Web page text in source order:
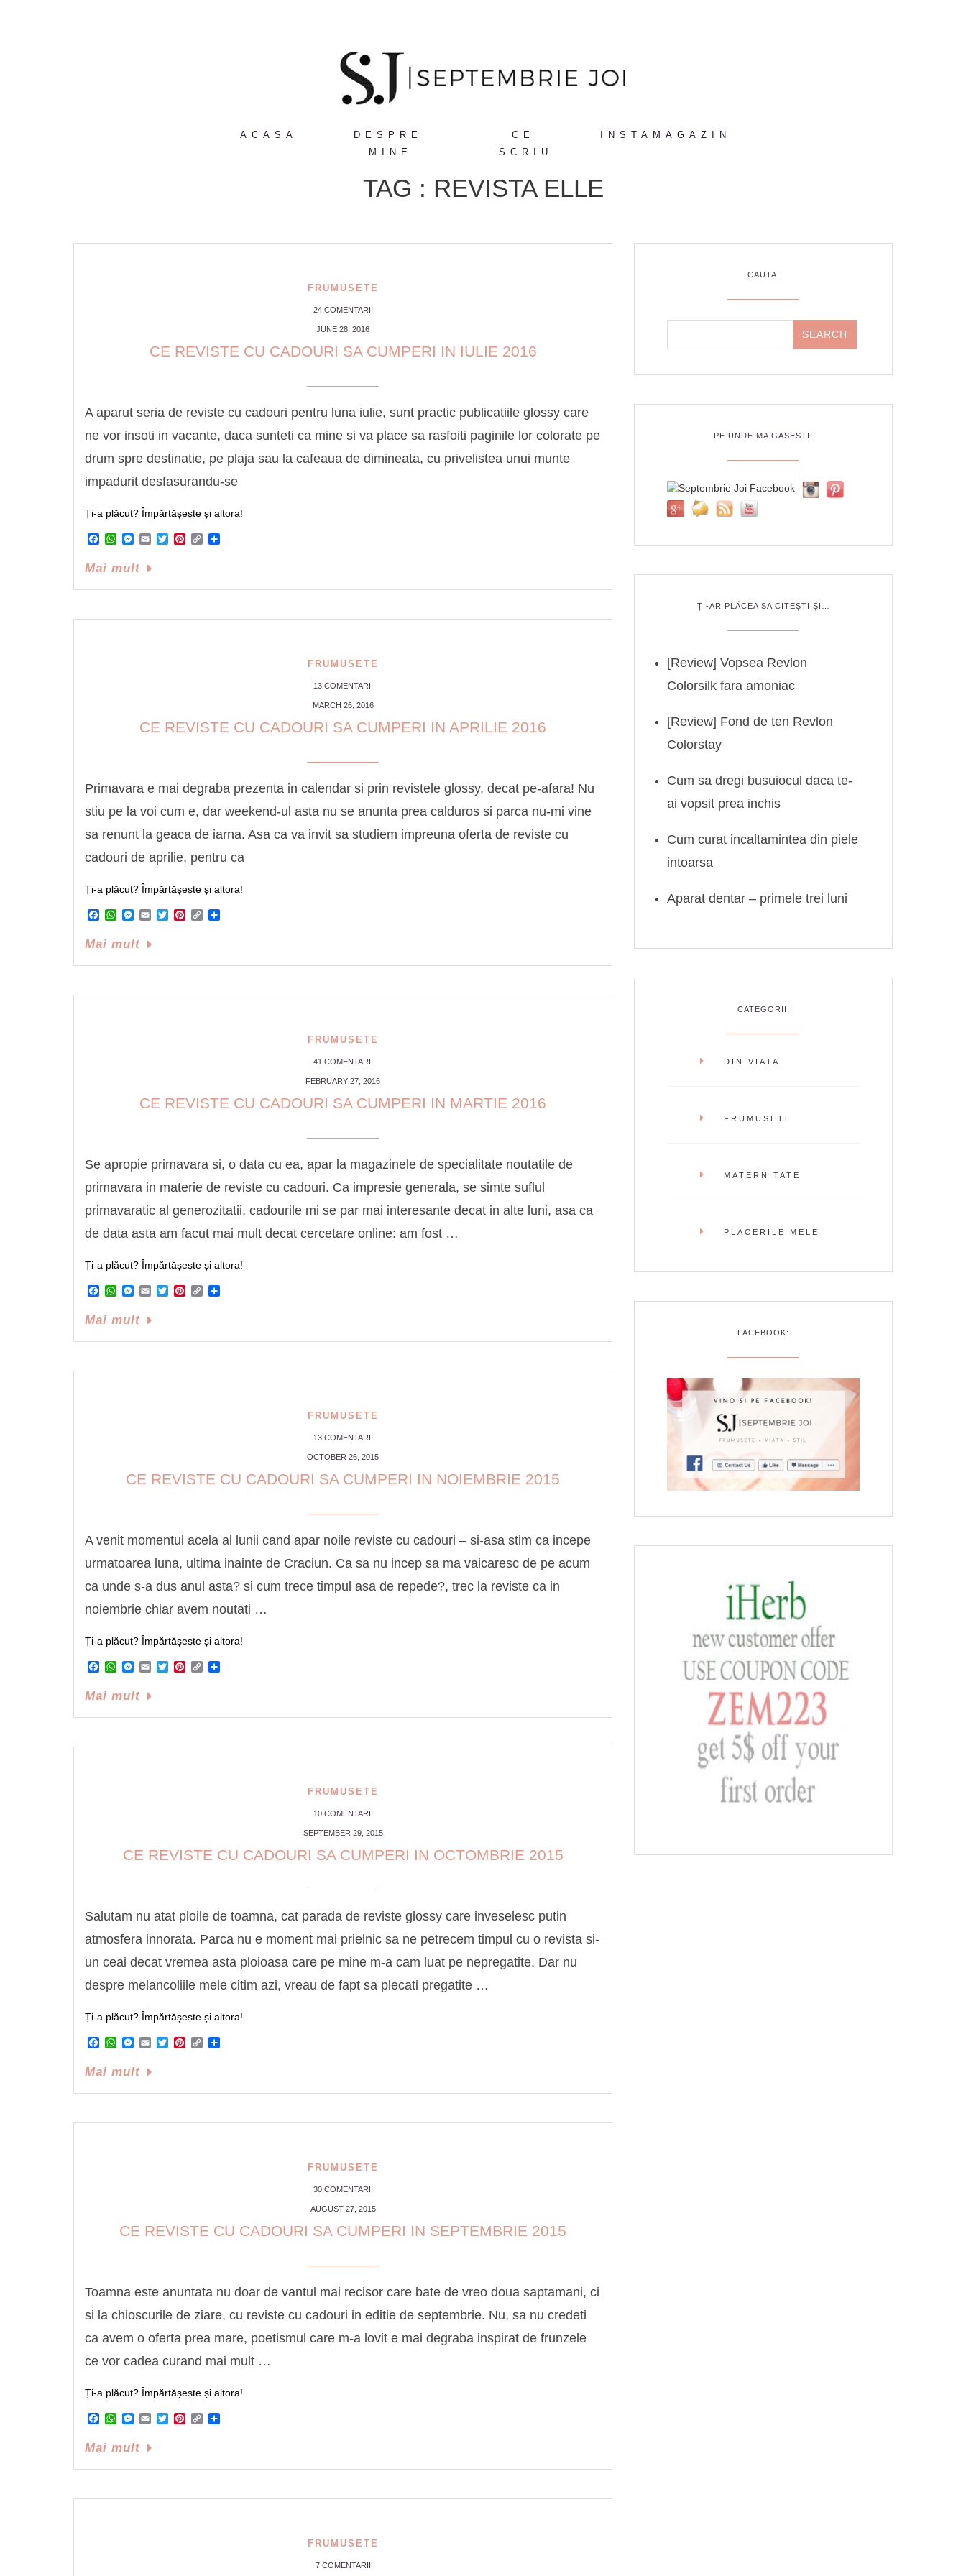
ACASA
DESPRE
MINE
CE
SCRIU
INSTAMAGAZIN
TAG : REVISTA ELLE
FRUMUSETE
24 COMENTARII
JUNE 28, 2016
CE REVISTE CU CADOURI SA CUMPERI IN IULIE 2016
A aparut seria de reviste cu cadouri pentru luna iulie, sunt practic publicatiile glossy care
ne vor insoti in vacante, daca sunteti ca mine si va place sa rasfoiti paginile lor colorate pe
drum spre destinatie, pe plaja sau la cafeaua de dimineata, cu privelistea unui munte
impadurit desfasurandu-se
Ți-a plăcut? Împărtășește și altora!
Facebook
WhatsApp
Messenger
EmailTwitterPinterest
Copy
Mai mult
FRUMUSETE
13 COMENTARII
MARCH 26, 2016
CE REVISTE CU CADOURI SA CUMPERI IN APRILIE 2016
Primavara e mai degraba prezenta in calendar si prin revistele glossy, decat pe-afara! Nu
stiu pe la voi cum e, dar weekend-ul asta nu se anunta prea calduros si parca nu-mi vine
sa renunt la geaca de iarna. Asa ca va invit sa studiem impreuna oferta de reviste cu
cadouri de aprilie, pentru ca
Ți-a plăcut? Împărtășește și altora!
Facebook
WhatsApp
Messenger
EmailTwitterPinterest
Copy
Mai mult
FRUMUSETE
41 COMENTARII
FEBRUARY 27, 2016
CE REVISTE CU CADOURI SA CUMPERI IN MARTIE 2016
Se apropie primavara si, o data cu ea, apar la magazinele de specialitate noutatile de
primavara in materie de reviste cu cadouri. Ca impresie generala, se simte suflul
primavaratic al generozitatii, cadourile mi se par mai interesante decat in alte luni, asa ca
de data asta am facut mai mult decat cercetare online: am fost …
Ți-a plăcut? Împărtășește și altora!
Facebook
WhatsApp
Messenger
EmailTwitterPinterest
Copy
Mai mult
FRUMUSETE
13 COMENTARII
OCTOBER 26, 2015
CE REVISTE CU CADOURI SA CUMPERI IN NOIEMBRIE 2015
A venit momentul acela al lunii cand apar noile reviste cu cadouri – si-asa stim ca incepe
urmatoarea luna, ultima inainte de Craciun. Ca sa nu incep sa ma vaicaresc de pe acum
ca unde s-a dus anul asta? si cum trece timpul asa de repede?, trec la reviste ca in
noiembrie chiar avem noutati …
Ți-a plăcut? Împărtășește și altora!
Facebook
WhatsApp
Messenger
EmailTwitterPinterest
Copy
Mai mult
FRUMUSETE
10 COMENTARII
SEPTEMBER 29, 2015
CE REVISTE CU CADOURI SA CUMPERI IN OCTOMBRIE 2015
Salutam nu atat ploile de toamna, cat parada de reviste glossy care inveselesc putin
atmosfera innorata. Parca nu e moment mai prielnic sa ne petrecem timpul cu o revista si-
un ceai decat vremea asta ploioasa care pe mine m-a cam luat pe nepregatite. Dar nu
despre melancoliile mele citim azi, vreau de fapt sa plecati pregatite …
Ți-a plăcut? Împărtășește și altora!
Facebook
WhatsApp
Messenger
EmailTwitterPinterest
Copy
Mai mult
FRUMUSETE
30 COMENTARII
AUGUST 27, 2015
CE REVISTE CU CADOURI SA CUMPERI IN SEPTEMBRIE 2015
Toamna este anuntata nu doar de vantul mai recisor care bate de vreo doua saptamani, ci
si la chioscurile de ziare, cu reviste cu cadouri in editie de septembrie. Nu, sa nu credeti
ca avem o oferta prea mare, poetismul care m-a lovit e mai degraba inspirat de frunzele
ce vor cadea curand mai mult …
Ți-a plăcut? Împărtășește și altora!
Facebook
WhatsApp
Messenger
EmailTwitterPinterest
Copy
Mai mult
FRUMUSETE
7 COMENTARII
CAUTA:
PE UNDE MA GASESTI:
ȚI-AR PLĂCEA SA CITEȘTI ȘI…
[Review] Vopsea Revlon
Colorsilk fara amoniac
[Review] Fond de ten Revlon
Colorstay
Cum sa dregi busuiocul daca te-
ai vopsit prea inchis
Cum curat incaltamintea din piele
intoarsa
Aparat dentar – primele trei luni
CATEGORII:
DIN VIATA
FRUMUSETE
MATERNITATE
PLACERILE MELE
FACEBOOK: